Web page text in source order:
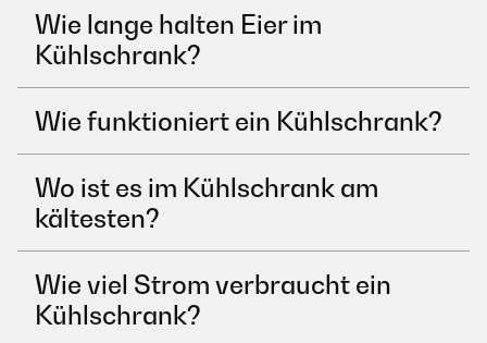
Wie lange halten Eier im
Kühlschrank?
Wie funktioniert ein Kühlschrank?
Wo ist es im Kühlschrank am
kältesten?
Wie viel Strom verbraucht ein
Kühlschrank?